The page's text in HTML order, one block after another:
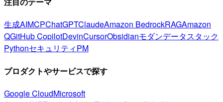
生成AIMCPChatGPTClaudeAmazon BedrockRAGAmazon
QGitHub CopilotDevinCursorObsidianモダンデータスタック
PythonセキュリティPM
プロダクトやサービスで探す
Google CloudMicrosoft